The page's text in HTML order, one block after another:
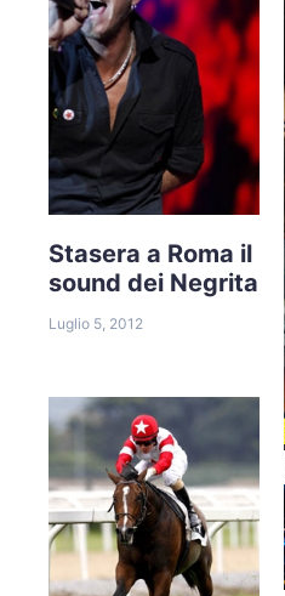
Stasera a Roma il
sound dei Negrita
Luglio 5, 2012